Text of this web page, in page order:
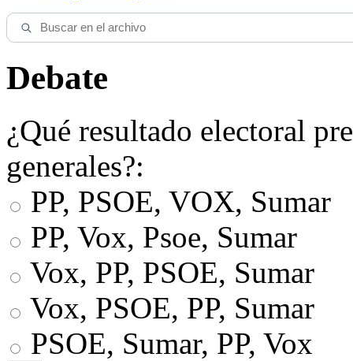
Debate
¿Qué resultado electoral
generales?:
PP, PSOE, VOX, Sumar
PP, Vox, Psoe, Sumar
Vox, PP, PSOE, Sumar
Vox, PSOE, PP, Sumar
PSOE, Sumar, PP, Vox